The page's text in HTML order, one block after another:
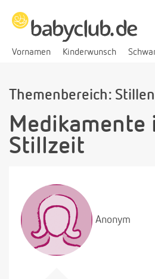
Vornamen Kinderwunsch
Themenbereich:
Medikamente
Stillzeit
Anonym